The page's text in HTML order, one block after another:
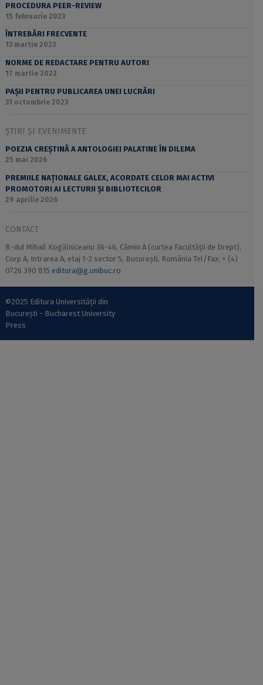
PROCEDURA PEER-REVIEW
15 februarie 2023
ÎNTREBĂRI FRECVENTE
13 martie 2023
NORME DE REDACTARE PENTRU AUTORI
17 martie 2023
PAȘII PENTRU PUBLICAREA UNEI LUCRĂRI
31 octombrie 2023
ȘTIRI ȘI EVENIMENTE
POEZIA CREȘTINĂ A ANTOLOGIEI PALATINE ÎN DILEMA
25 mai 2026
PREMIILE NAȚIONALE GALEX, ACORDATE CELOR MAI ACTIVI
PROMOTORI AI LECTURII ȘI BIBLIOTECILOR
29 aprilie 2026
CONTACT
B-dul Mihail Kogălniceanu 36-46, Cămin A (curtea Facultății de Drept),
Corp A, Intrarea A, etaj 1-2 sector 5, București, România Tel/Fax: + (4)
0726 390 815 editura@g.unibuc.ro
©2025 Editura Universității din
București - Bucharest University
Press